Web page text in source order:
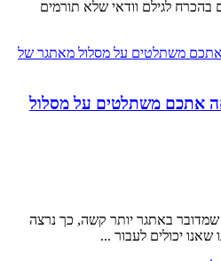
בהכרח לגילם וודאי שלא תורמים
אתכם משתלטים על מסלול
באתגר יותר קשה, כך נרצה
שאנו יכולים לעבור ...